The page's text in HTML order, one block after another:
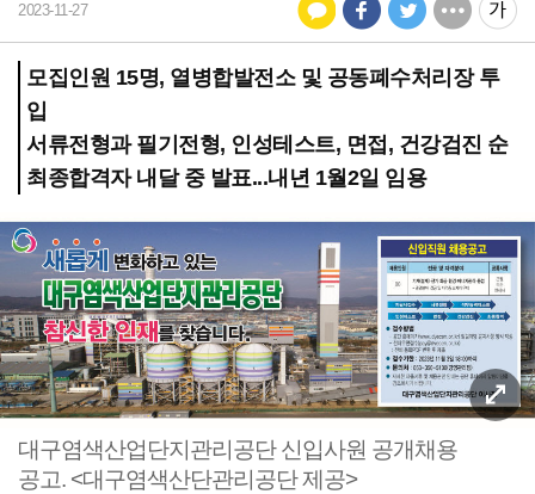
2023-11-27
모집인원 15명, 열병합발전소 및 공동폐수처리장 투
입
서류전형과 필기전형, 인성테스트, 면접, 건강검진 순
최종합격자 내달 중 발표...내년 1월2일 임용
대구염색산업단지관리공단 신입사원 공개채용
공고. <대구염색산단관리공단 제공>